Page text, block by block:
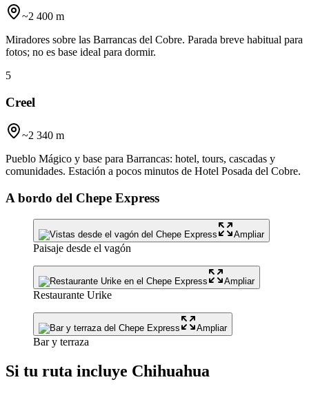
~2 400 m
Miradores sobre las Barrancas del Cobre. Parada breve habitual para
fotos; no es base ideal para dormir.
5
Creel
~2 340 m
Pueblo Mágico y base para Barrancas: hotel, tours, cascadas y
comunidades. Estación a pocos minutos de Hotel Posada del Cobre.
A bordo del Chepe Express
Ampliar
Paisaje desde el vagón
Ampliar
Restaurante Urike
Ampliar
Bar y terraza
Si tu ruta incluye Chihuahua